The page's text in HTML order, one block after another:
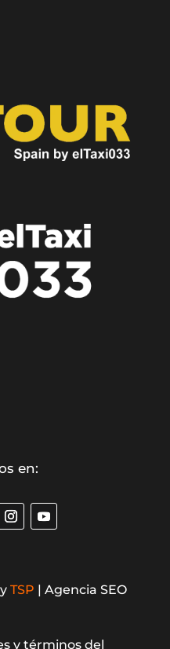
en:
TSP | Agencia SEO
y términos del